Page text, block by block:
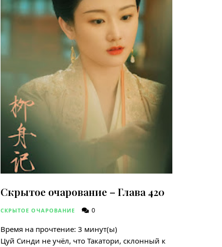
Скрытое очарование – Глава 420
СКРЫТОЕ ОЧАРОВАНИЕ 0
Время на прочтение: 3 минут(ы)
Цуй Синди не учёл, что Такатори, склонный к